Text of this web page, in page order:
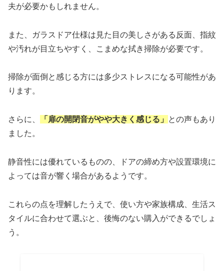
夫が必要かもしれません。
また、ガラスドア仕様は見た目の美しさがある反面、指紋
や汚れが目立ちやすく、こまめな拭き掃除が必要です。
掃除が面倒と感じる方には多少ストレスになる可能性があ
ります。
さらに、 「扉の開閉音がやや大きく感じる」
との声もあり
ました。
静音性には優れているものの、ドアの締め方や設置環境に
よっては音が響く場合があるようです。
これらの点を理解したうえで、使い方や家族構成、生活ス
タイルに合わせて選ぶと、後悔のない購入ができるでしょ
う。